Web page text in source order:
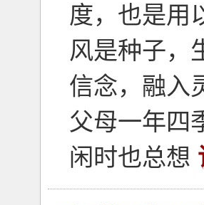
度，也是用
风是种子，
信念，融入
父母一年四
闲时也总想